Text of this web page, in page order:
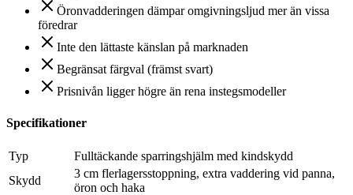
Öronvadderingen dämpar omgivningsljud mer än vissa
föredrar
Inte den lättaste känslan på marknaden
Begränsat färgval (främst svart)
Prisnivån ligger högre än rena instegsmodeller
Specifikationer
Typ
Fulltäckande sparringshjälm med kindskydd
Skydd
3 cm flerlagersstoppning, extra vaddering vid panna,
öron och haka